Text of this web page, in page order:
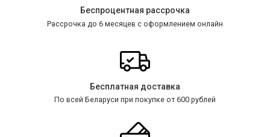
Беспроцентная рассрочка
Рассрочка до 6 месяцев с оформлением онлайн
Бесплатная доставка
По всей Беларуси при покупке от 600 рублей